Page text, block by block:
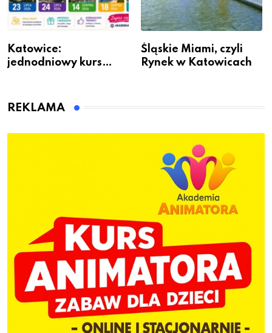
Katowice:
jednodniowy kurs
dzieci
Śląskie Miami, czyli
Rynek w Katowicach
REKLAMA